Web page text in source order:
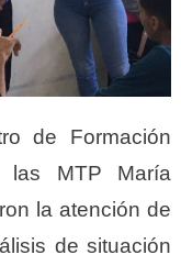
de Formación
las MTP María
la atención de
de situación